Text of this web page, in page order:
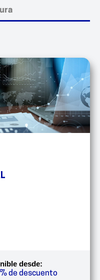
desde:
de descuento